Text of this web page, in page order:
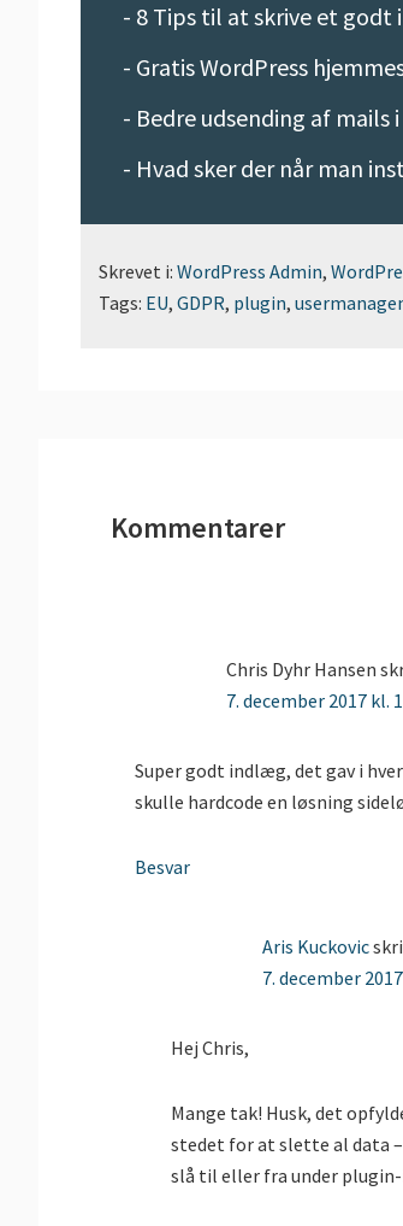
- 8 Tips til at skrive et
- Gratis WordPress
- Bedre udsending af mails
- Hvad sker der når man
Skrevet i: WordPress Admin,
Tags: EU, GDPR, plugin,
Kommentarer
Chris Dyhr Hansen
7. december 2017 kl.
Super godt indlæg, det gav i
skulle hardcode en løsning
Besvar
Aris Kuckovic
7. december
Hej Chris,
Mange tak! Husk, det
stedet for at slette al data
slå til eller fra under